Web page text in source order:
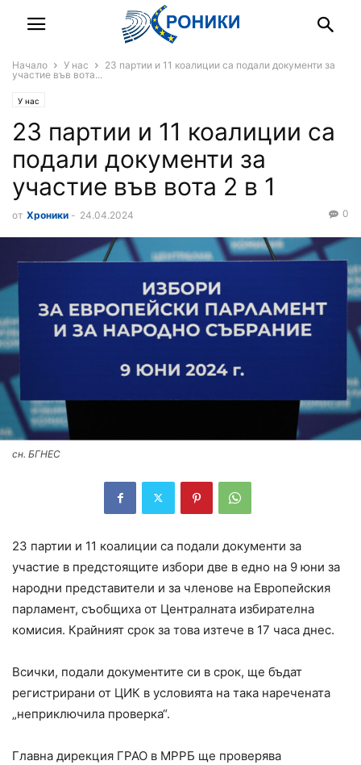
Начало У нас
23 партии и 11 коалиции са подали документи за
участие във вота...
У нас
23 партии и 11 коалиции са
подали документи за
участие във вота 2 в 1
от Хроники - 24.04.2024 0
сн. БГНЕС
23 партии и 11 коалиции са подали документи за
участие в предстоящите избори две в едно на 9 юни за
народни представители и за членове на Европейския
парламент, съобщиха от Централната избирателна
комисия. Крайният срок за това изтече в 17 часа днес.
Всички, подали документите си в срок, ще бъдат
регистрирани от ЦИК в условията на така наречената
„неприключила проверка“.
Главна дирекция ГРАО в МРРБ ще проверява